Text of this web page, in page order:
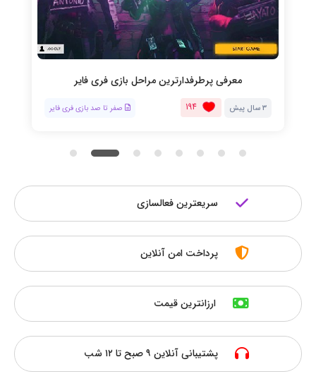
معرفی پرطرفدارترین مراحل بازی فری فایر
3 سال پیش 194 صفر تا صد بازی فری فایر
سریعترین فعالسازی
پرداخت امن آنلاین
ارزانترین قیمت
پشتیبانی آنلاین ۹ صبح تا ۱۲ شب